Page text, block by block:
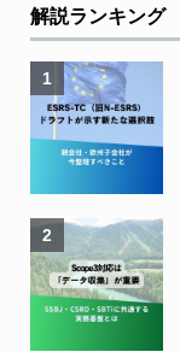
解説ランキング
1
2